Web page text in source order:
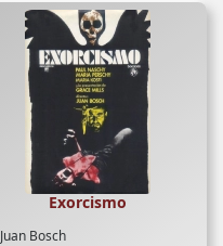
Juan Bosch
Exorcismo